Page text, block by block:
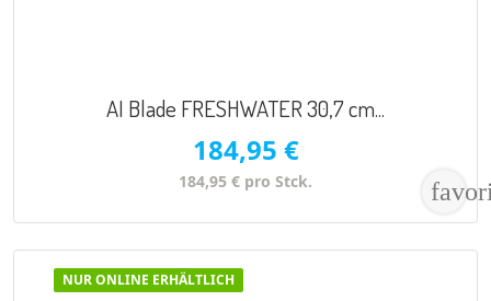
AI Blade FRESHWATER 30,7 cm...
184,95 €
184,95 € pro Stck.
NUR ONLINE ERHÄLTLICH